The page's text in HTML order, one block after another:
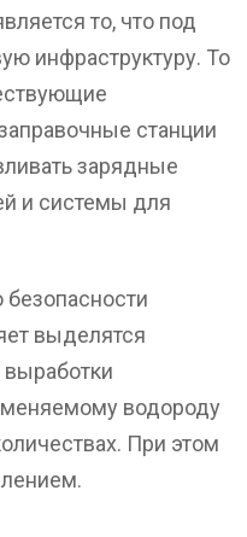
то, что под
инфраструктуру. То
станции
зарядные
и системы для
безопасности
выделятся
водороду
При этом